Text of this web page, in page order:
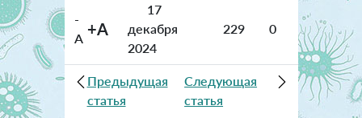
-
A +A
17
декабря
2024
229 0
Предыдущая
статья
Следующая
статья